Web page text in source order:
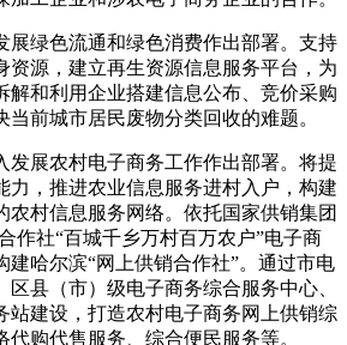
绿色流通和绿色消费作出部署。支持
资源，建立再生资源信息服务平台，为
解和利用企业搭建信息公布、竞价采购
前城市居民废物分类回收的难题。
展农村电子商务工作作出部署。将提
力，推进农业信息服务进村入户，构建
农村信息服务网络。依托国家供销集团
作社“百城千乡万村百万农户”电子商
建哈尔滨“网上供销合作社”。通过市电
县（市）级电子商务综合服务中心、
站建设，打造农村电子商务网上供销综
购代售服务、综合便民服务等。